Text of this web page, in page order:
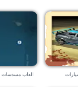
العاب مسدسات